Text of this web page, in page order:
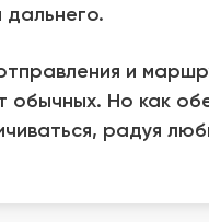
и
обычных. Но как
радуя